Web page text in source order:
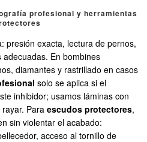
profesional y herramientas
presión exacta, lectura de pernos,
En bombines
diamantes y rastrillado en casos
solo se aplica si el
inhibidor; usamos láminas con
Para escudos protectores,
sin violentar el acabado:
acceso al tornillo de